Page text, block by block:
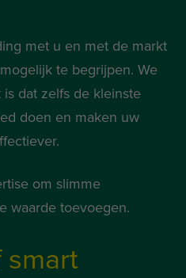
met u en met de markt
te begrijpen. We
dat zelfs de kleinste
doen en maken uw
om slimme
waarde toevoegen.
smart